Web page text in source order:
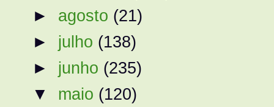
► agosto (21)
► julho (138)
► junho (235)
▼ maio (120)